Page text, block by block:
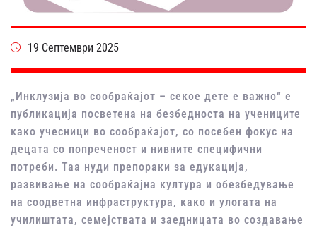
19 Септември 2025
„Инклузија во сообраќајот – секое дете е важно“ е
публикација посветена на безбедноста на учениците
како учесници во сообраќајот, со посебен фокус на
децата со попреченост и нивните специфични
потреби. Таа нуди препораки за едукација,
развивање на сообраќајна култура и обезбедување
на соодветна инфраструктура, како и улогата на
училиштата, семејствата и заедницата во создавање